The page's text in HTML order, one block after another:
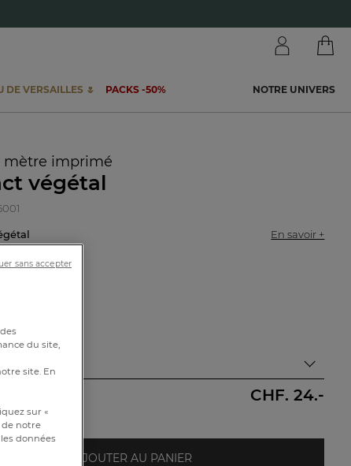
DE VERSAILLES 🌷 PACKS -50% NOTRE UNIVERS
mètre imprimé
végétal
En savoir +
CHF. 24.-
AJOUTER AU PANIER
du site,
site. En
sur «
de notre
données
sans accepter